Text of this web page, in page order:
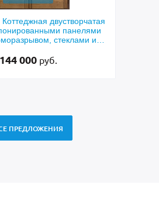
Коттеджная двустворчатая
панелями
стеклами и
144 000 руб.
ПРЕДЛОЖЕНИЯ